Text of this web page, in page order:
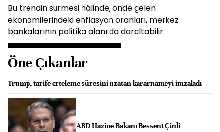
Bu trendin sürmesi hâlinde, önde gelen
ekonomilerindeki enflasyon oranları, merkez
bankalarının politika alanı da daraltabilir.
Öne Çıkanlar
Trump, tarife erteleme süresini uzatan kararnameyi imzaladı
ABD Hazine Bakanı Bessent Çinli